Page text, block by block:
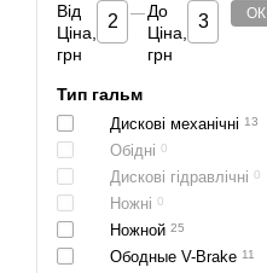
Від
Ціна,
грн
До
Ціна,
грн
ОК
Тип гальм
Дискові механічні 13
Обідні 0
Дискові гідравлічні 0
Ножні 0
Ножной 25
Ободные V-Brake 11